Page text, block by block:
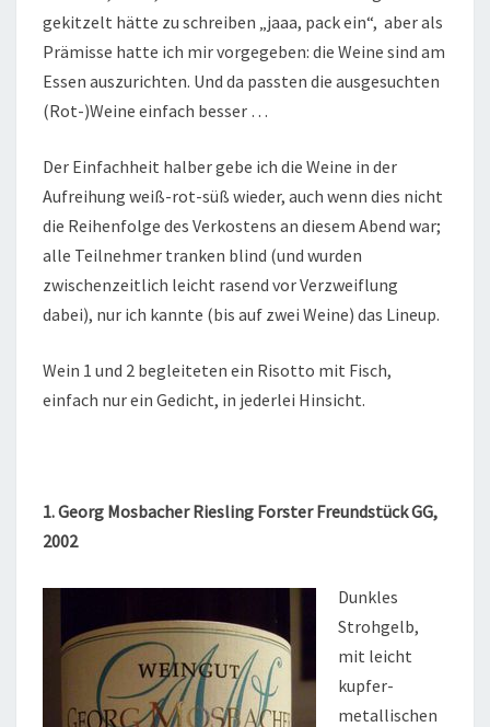
gekitzelt hätte zu schreiben „jaaa, pack ein“, aber als
Prämisse hatte ich mir vorgegeben: die Weine sind am
Essen auszurichten. Und da passten die ausgesuchten
(Rot-)Weine einfach besser …
Der Einfachheit halber gebe ich die Weine in der
Aufreihung weiß-rot-süß wieder, auch wenn dies nicht
die Reihenfolge des Verkostens an diesem Abend war;
alle Teilnehmer tranken blind (und wurden
zwischenzeitlich leicht rasend vor Verzweiflung
dabei), nur ich kannte (bis auf zwei Weine) das Lineup.
Wein 1 und 2 begleiteten ein Risotto mit Fisch,
einfach nur ein Gedicht, in jederlei Hinsicht.
1. Georg Mosbacher Riesling Forster Freundstück GG,
2002
Dunkles
Strohgelb,
mit leicht
kupfer-
metallischen